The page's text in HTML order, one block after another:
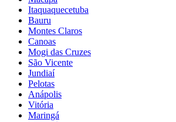
Itaquaquecetuba
Bauru
Montes Claros
Canoas
Mogi das Cruzes
São Vicente
Jundiaí
Pelotas
Anápolis
Vitória
Maringá